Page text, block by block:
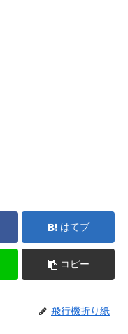
はてブ
コピー
飛行機折り紙